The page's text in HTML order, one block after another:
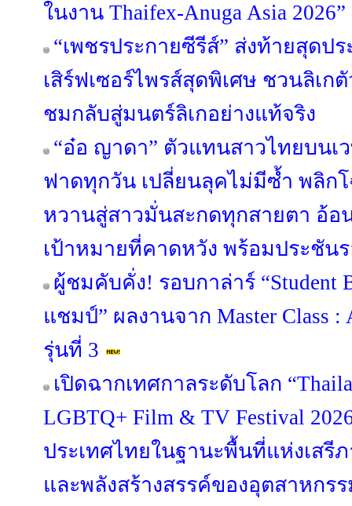
ในงาน Thaifex-Anuga Asia 2026”
“เพชรประกายซีรีส์” ส่งท้ายสุดป
เสิร์ฟเซอร์ไพรส์สุดพิเศษ ชวนลิเก
ชมกลับสู่มนตร์ลิเกอย่างแท้จริง
“อ๋อ ญาดา” ตัวแทนสาวไทยบนเ
ฟาดทุกวัน เปลี่ยนลุคไม่มีซ้ำ พลิก
หวานสู่สาวมั่นสะกดทุกสายตา อ้
เป้าหมายที่คาดหวัง พร้อมประชัน
ผู้ชมคับคั่ง! รอบกาล่าร์ “Student
แชมป์” ผลงานจาก Master Class :
รุ่นที่ 3
เปิดฉากเทศกาลระดับโลก
LGBTQ+ Film & TV Festival
ประเทศไทยในฐานะพื้นที่แห่งเสรี
และพลังสร้างสรรค์ของอุตสาหกร